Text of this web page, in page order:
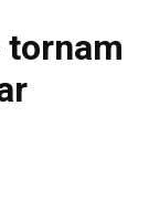
tornam